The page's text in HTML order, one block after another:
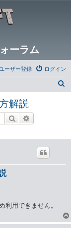
ーラム
ログイン
ユーザー登録
解説
検索
利用できません。